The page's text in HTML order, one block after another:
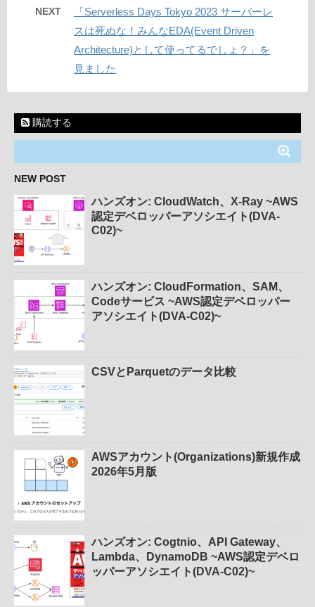
NEXT
「Serverless Days Tokyo 2023 サーバーレ
スは死ぬな！みんなEDA(Event Driven
Architecture)として使ってるでしょ？」を
見ました
購読する
NEW POST
ハンズオン: CloudWatch、X-Ray ~AWS
認定デベロッパーアソシエイト(DVA-
C02)~
ハンズオン: CloudFormation、SAM、
Codeサービス ~AWS認定デベロッパー
アソシエイト(DVA-C02)~
CSVとParquetのデータ比較
AWSアカウント(Organizations)新規作成
2026年5月版
ハンズオン: Cogtnio、API Gateway、
Lambda、DynamoDB ~AWS認定デベロ
ッパーアソシエイト(DVA-C02)~